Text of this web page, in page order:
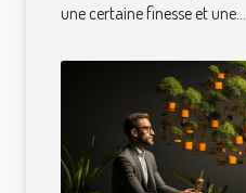
une certaine finesse et une...